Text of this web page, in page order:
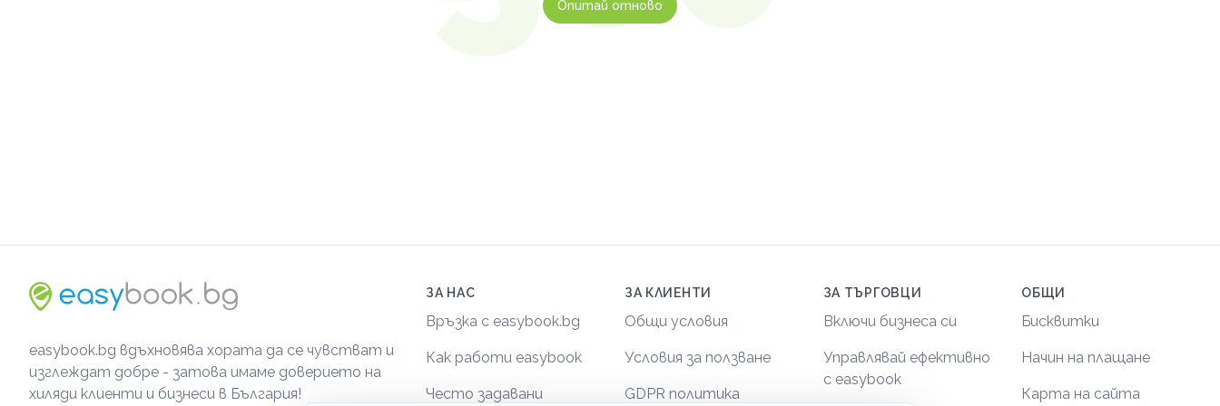
Опитай отново
easybook.bg вдъхновява хората да се чувстват и
изглеждат добре - затова имаме доверието на
хиляди клиенти и бизнеси в България!
ЗА НАС
Връзка с easybook.bg
Как работи easybook
Често задавани
ЗА КЛИЕНТИ
Общи условия
Условия за ползване
GDPR политика
ЗА ТЪРГОВЦИ
Включи бизнеса си
Управлявай ефективно
с easybook
ОБЩИ
Бисквитки
Начин на плащане
Карта на сайта